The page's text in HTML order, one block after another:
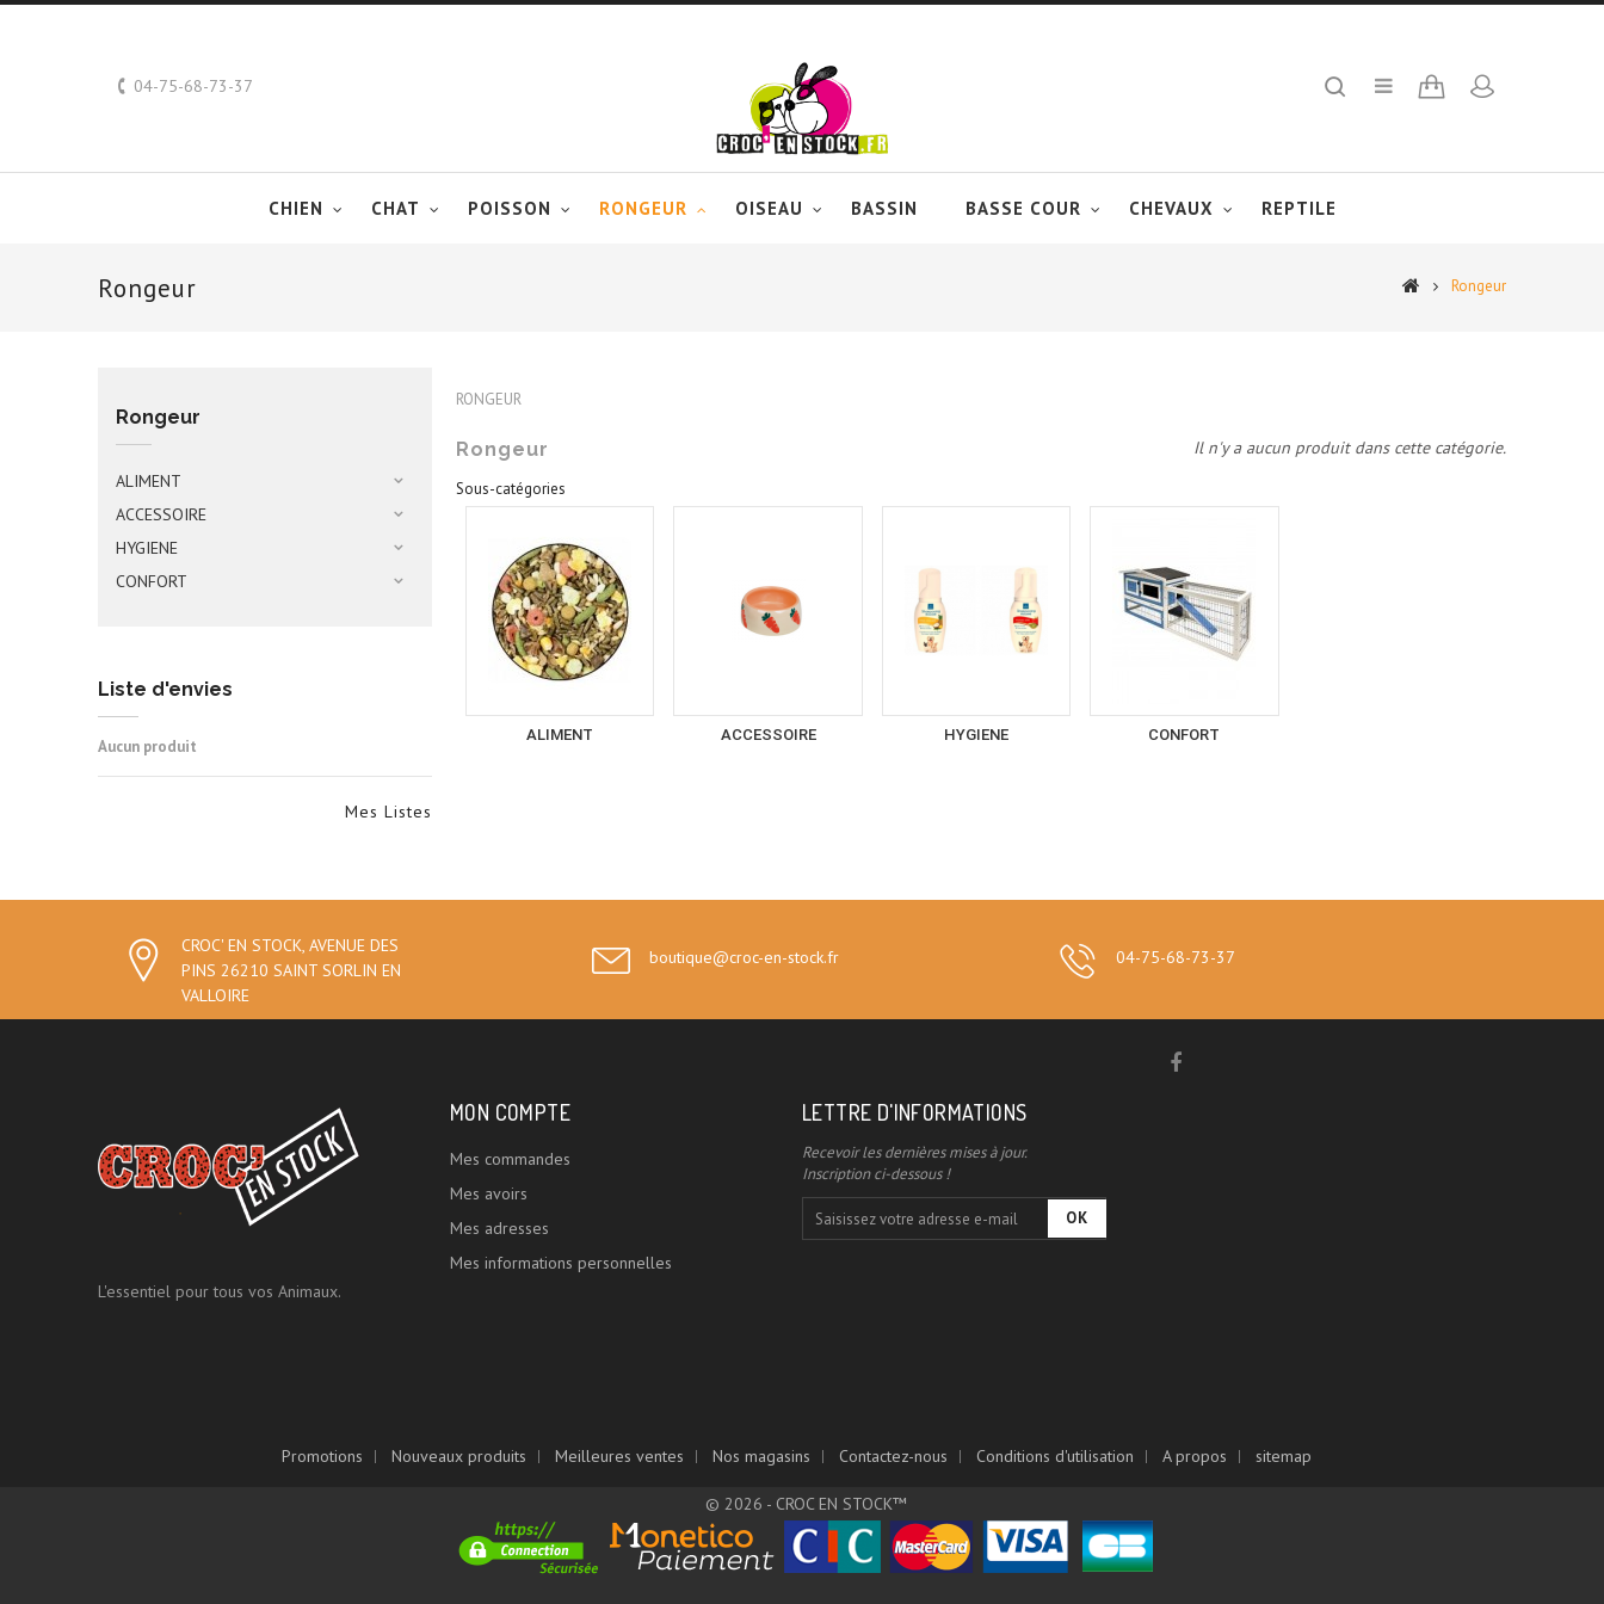
04-75-68-73-37
CHIEN CHAT POISSON RONGEUR OISEAU BASSIN BASSE COUR CHEVAUX REPTILE
Rongeur Rongeur
Rongeur
ALIMENT
ACCESSOIRE
HYGIENE
CONFORT
Liste d'envies
Aucun produit
Mes Listes
RONGEUR
Rongeur Il n'y a aucun produit dans cette catégorie.
Sous-catégories
ALIMENT ACCESSOIRE HYGIENE CONFORT
CROC' EN STOCK, AVENUE DES
PINS 26210 SAINT SORLIN EN
VALLOIRE
boutique@croc-en-stock.fr 04-75-68-73-37
L'essentiel pour tous vos Animaux.
MON COMPTE
Mes commandes
Mes avoirs
Mes adresses
Mes informations personnelles
LETTRE D'INFORMATIONS
Recevoir les dernières mises à jour.
Inscription ci-dessous !
OK
Promotions Nouveaux produits Meilleures ventes Nos magasins Contactez-nous Conditions d'utilisation A propos sitemap
© 2026 - CROC EN STOCK™